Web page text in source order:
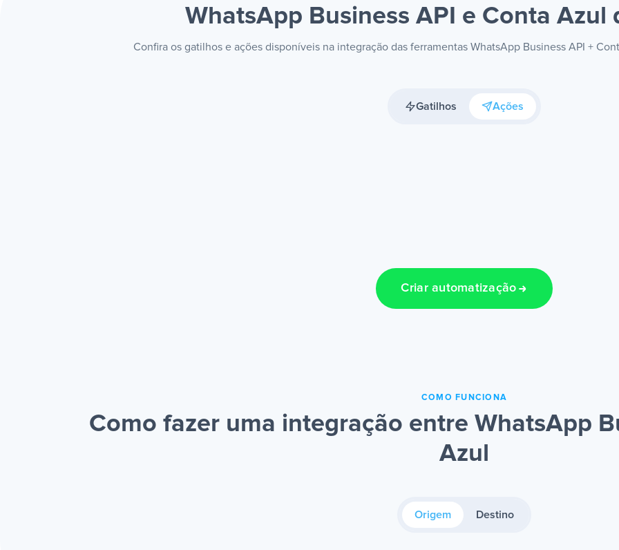
WhatsApp Business API e Conta Azul
Confira os gatilhos e ações disponíveis na integração das ferramentas WhatsApp Business API +
Gatilhos Ações
Criar automatização
COMO FUNCIONA
Como fazer uma integração entre WhatsApp
Azul
Origem Destino